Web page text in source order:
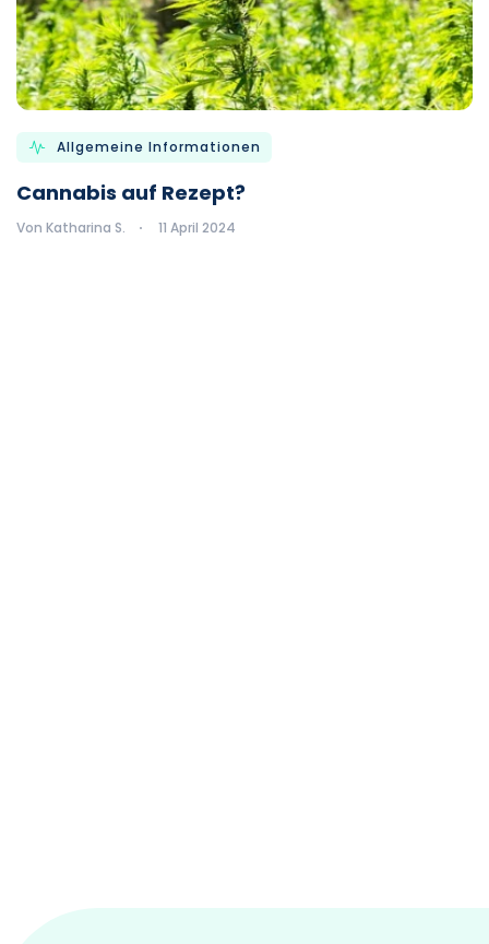
Allgemeine Informationen
Cannabis auf Rezept?
Von Katharina S. 11 April 2024